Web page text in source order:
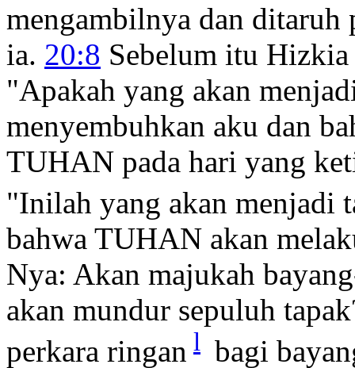
mengambilnya dan ditaruh
ia. 20:8 Sebelum itu Hizkia
"Apakah yang akan
menyembuhkan aku dan
TUHAN pada hari yang
"Inilah yang akan menjadi
bahwa TUHAN akan
Nya: Akan majukah
akan mundur sepuluh
perkara ringan l bagi